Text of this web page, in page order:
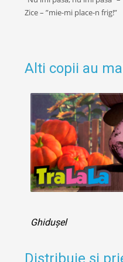
Zice – ”mie-mi place-n frig!”
Alti copii au
Ghidușel
Distribuie si